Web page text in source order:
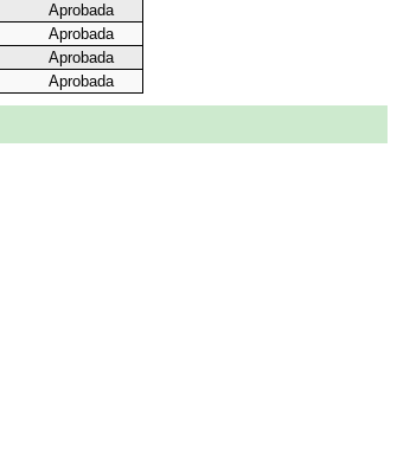
Aprobada
Aprobada
Aprobada
Aprobada